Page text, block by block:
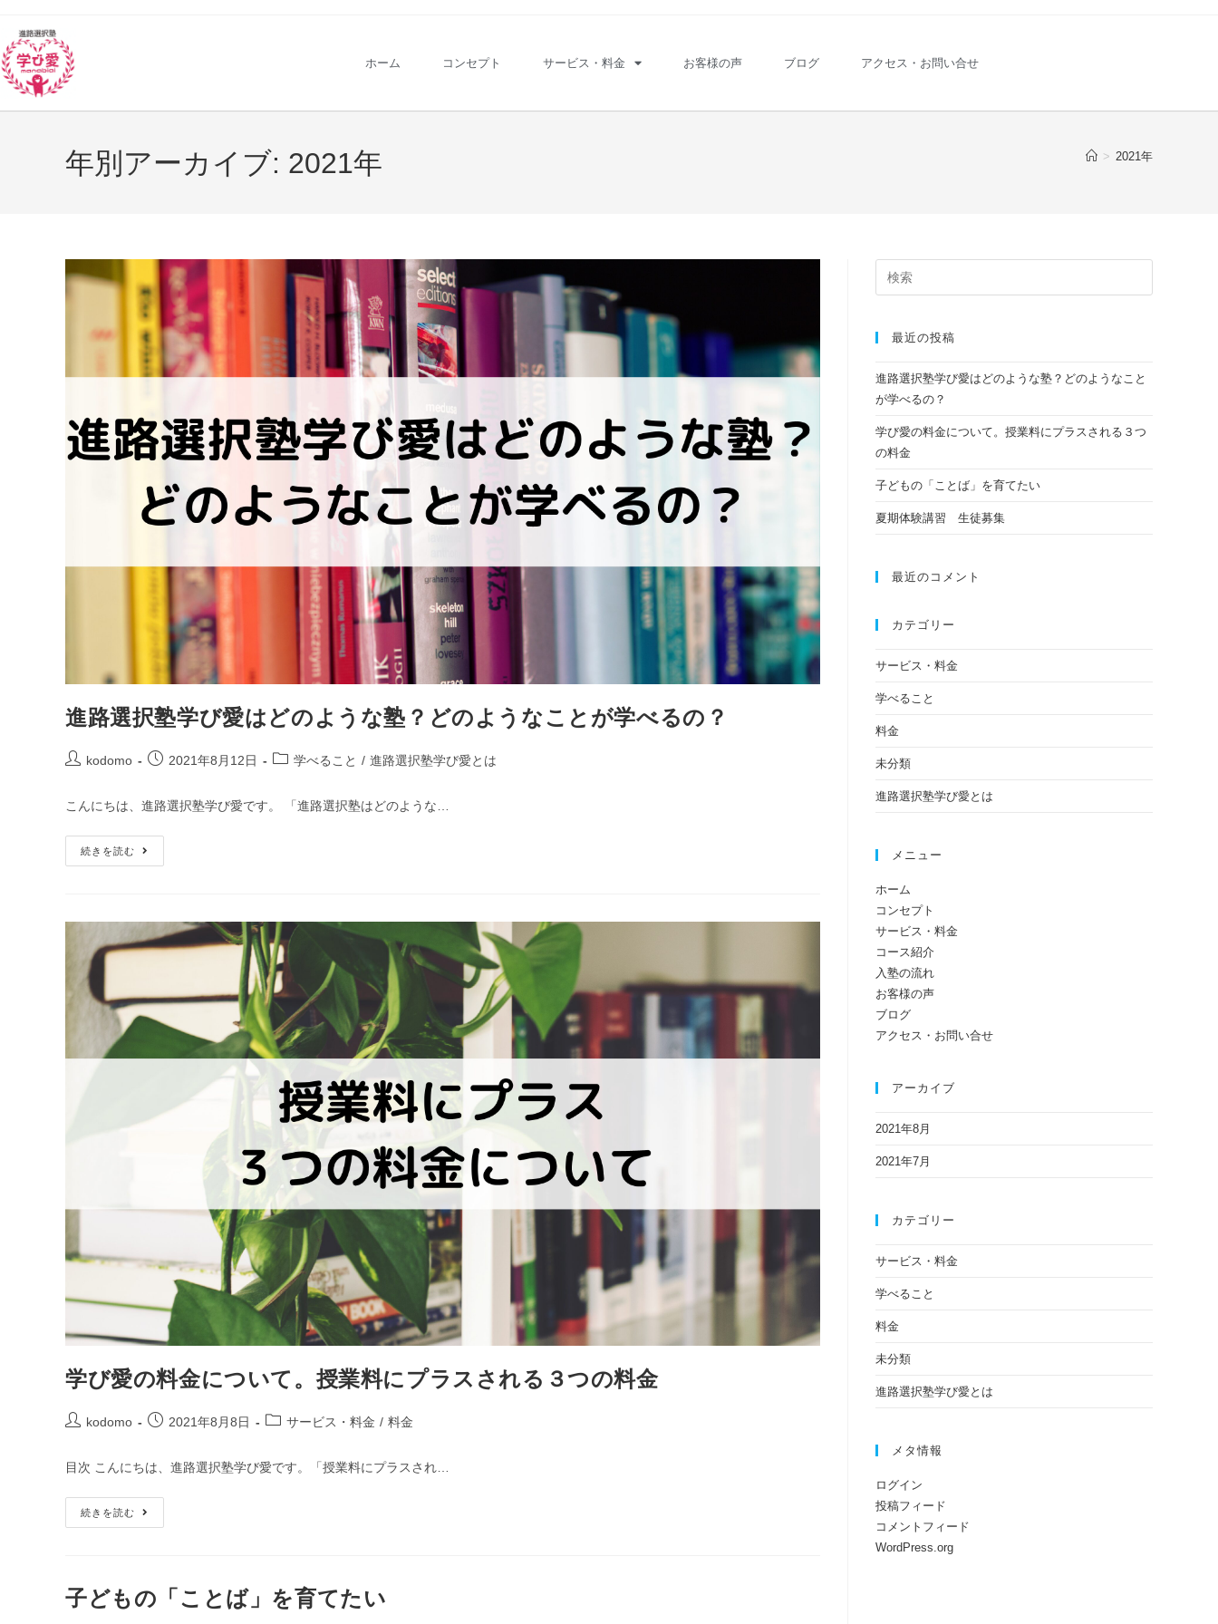
ホーム コンセプト サービス・料金 お客様の声 ブログ アクセス・お問い合せ
年別アーカイブ: 2021年 > 2021年
進路選択塾学び愛はどのような塾？どのようなことが学べるの？
kodomo 2021年8月12日 学べること / 進路選択塾学び愛とは
こんにちは、進路選択塾学び愛です。 「進路選択塾はどのような…
続きを読む
学び愛の料金について。授業料にプラスされる３つの料金
kodomo 2021年8月8日 サービス・料金 / 料金
目次 こんにちは、進路選択塾学び愛です。「授業料にプラスされ…
続きを読む
子どもの「ことば」を育てたい
最近の投稿
進路選択塾学び愛はどのような塾？どのようなこと
が学べるの？
学び愛の料金について。授業料にプラスされる３つ
の料金
子どもの「ことば」を育てたい
夏期体験講習 生徒募集
最近のコメント
カテゴリー
サービス・料金
学べること
料金
未分類
進路選択塾学び愛とは
メニュー
ホーム
コンセプト
サービス・料金
コース紹介
入塾の流れ
お客様の声
ブログ
アクセス・お問い合せ
アーカイブ
2021年8月
2021年7月
カテゴリー
サービス・料金
学べること
料金
未分類
進路選択塾学び愛とは
メタ情報
ログイン
投稿フィード
コメントフィード
WordPress.org